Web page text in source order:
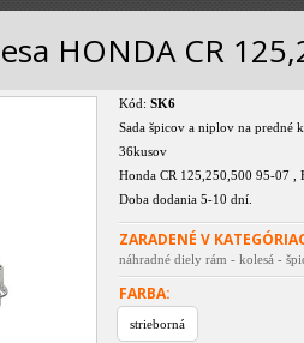
HONDA CR
Kód: SK6
Sada špicov a niplov na predné
36kusov
Honda CR 125,250,500 95-07 ,
Doba dodania 5-10 dní.
ZARADENÉ V
náhradné diely rám - kolesá -
FARBA:
strieborná